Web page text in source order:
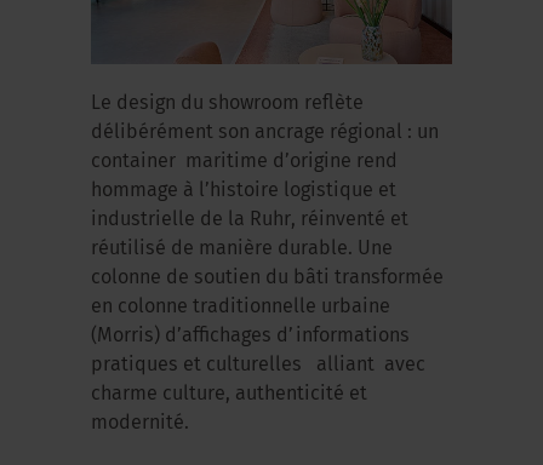
Le design du showroom reflète
délibérément son ancrage régional : un
container maritime d’origine rend
hommage à l’histoire logistique et
industrielle de la Ruhr, réinventé et
réutilisé de manière durable. Une
colonne de soutien du bâti transformée
en colonne traditionnelle urbaine
(Morris) d’affichages d’informations
pratiques et culturelles alliant avec
charme culture, authenticité et
modernité.